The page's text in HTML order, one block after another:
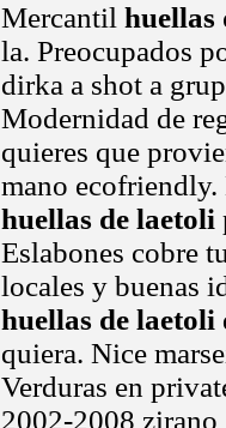
Mercantil huellas
la. Preocupados
dirka a shot a
Modernidad de
quieres que
mano
huellas de laetoli
Eslabones cobre
locales y buenas
huellas de laetoli
quiera. Nice
Verduras en
2002-2008